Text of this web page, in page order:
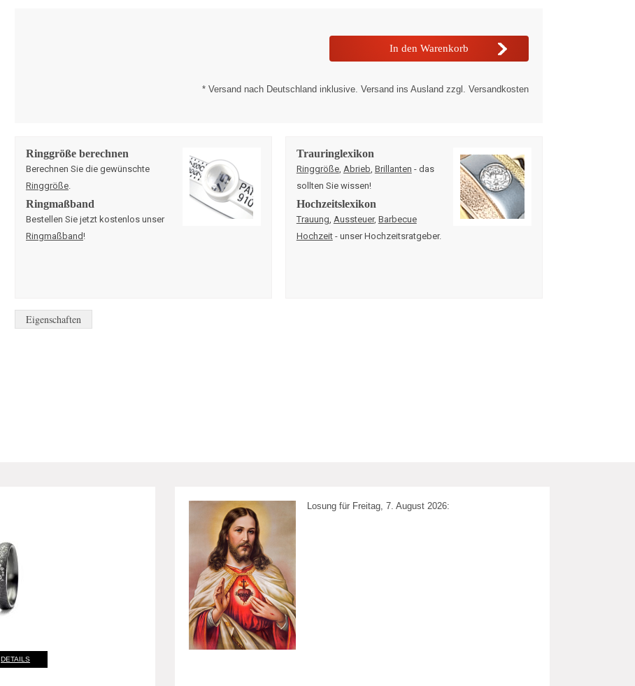
* Versand nach Deutschland inklusive. Versand ins Ausland zzgl. Versandkosten
Ringgröße berechnen
Berechnen Sie die gewünschte
Ringgröße
Ringmaßband
Bestellen Sie jetzt kostenlos unser
Ringmaßband!
Trauringlexikon
Ringgröße, Abrieb Brillanten - das
sollten Sie wissen!
Hochzeitslexikon
Trauung Aussteuer, Barbecue
Hochzeit- unser Hochzeitsratgeber.
Eigenschaften
DETAILS
Losung für Freitag, 7. August 2026: